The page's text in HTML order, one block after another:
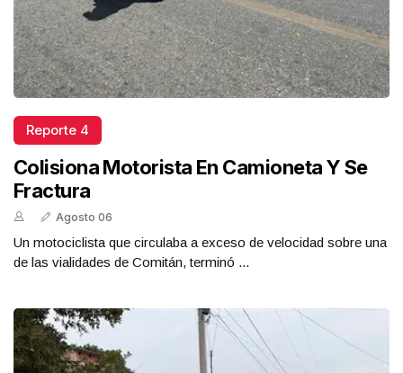
Reporte 4
Colisiona Motorista En Camioneta Y Se
Fractura
Agosto 06
Un motociclista que circulaba a exceso de velocidad sobre una
de las vialidades de Comitán, terminó ...